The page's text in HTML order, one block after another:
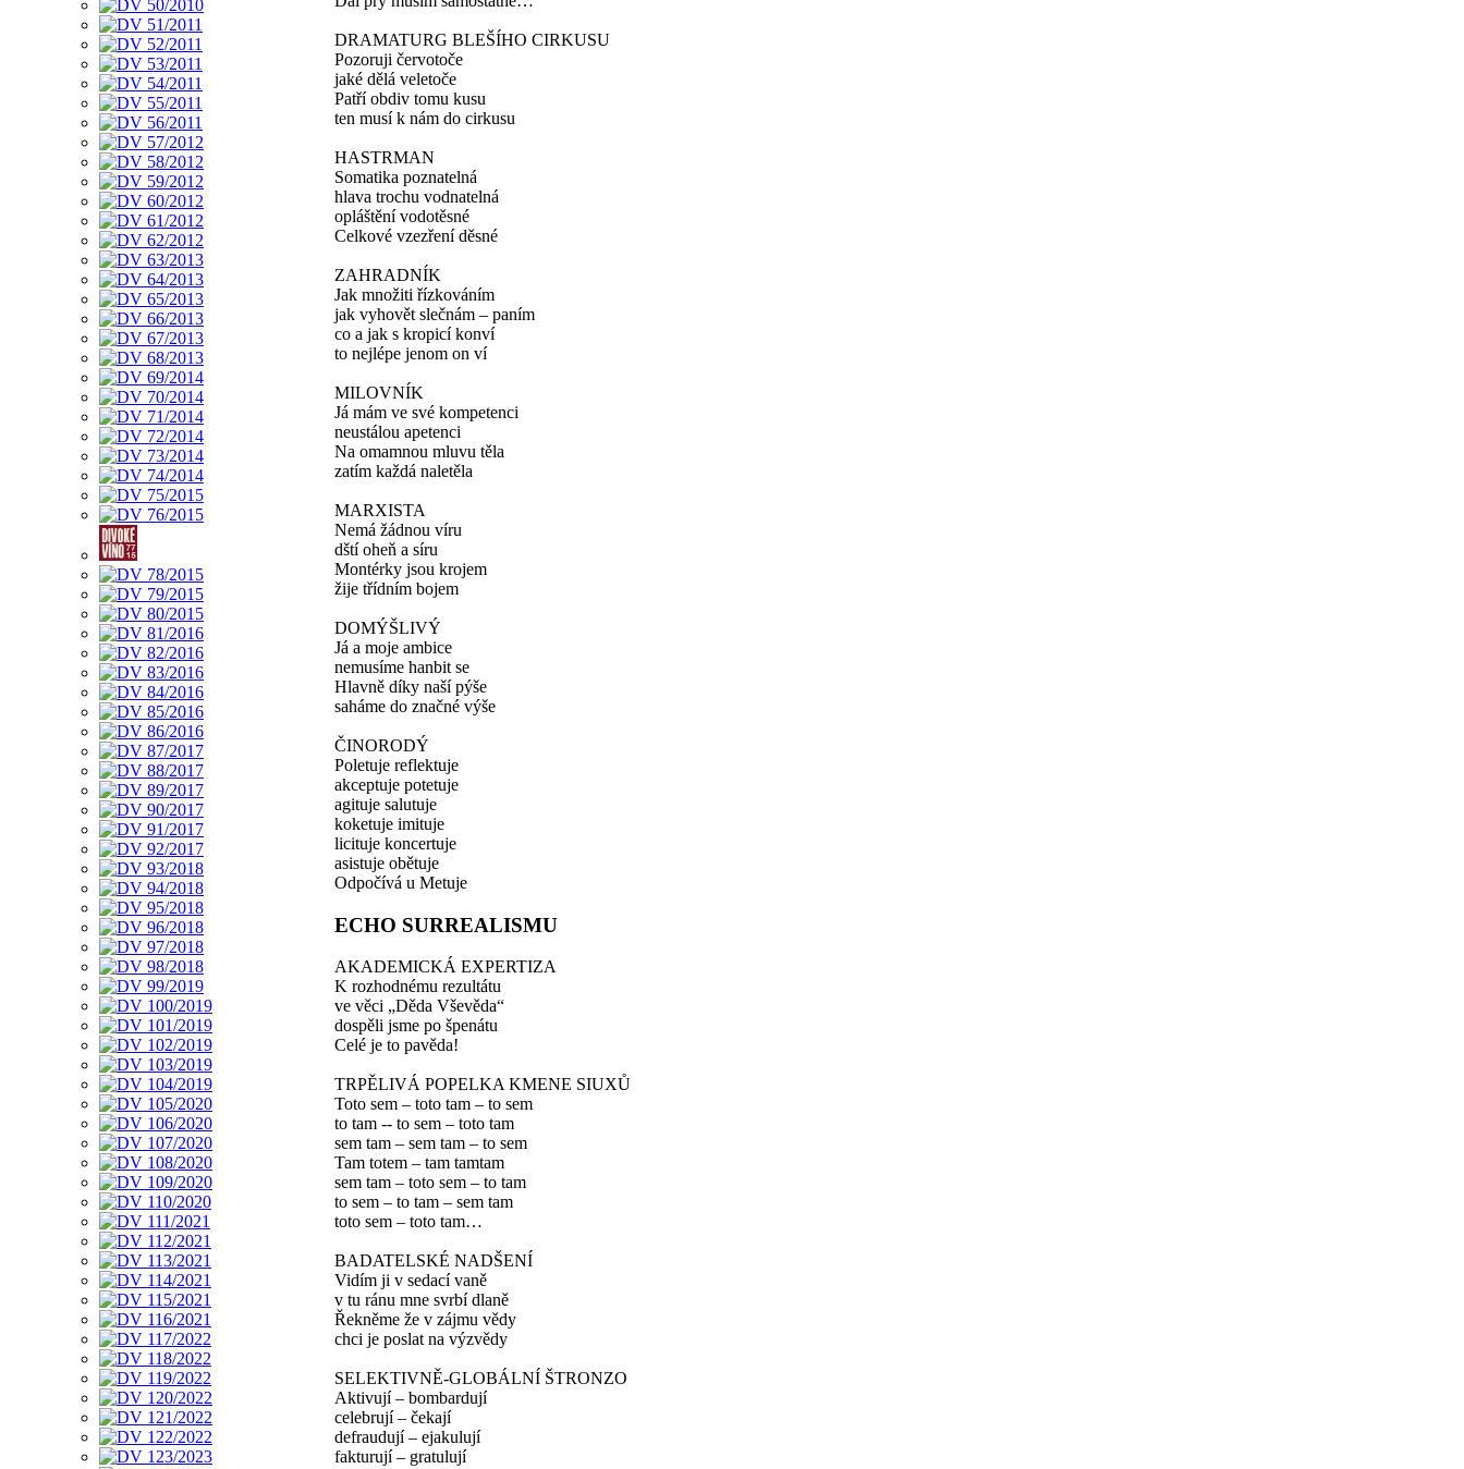
DRAMATURG BLEŠÍHO CIRKUSU
Pozoruji červotoče
jaké dělá veletoče
Patří obdiv tomu kusu
ten musí k nám do cirkusu
HASTRMAN
Somatika poznatelná
hlava trochu vodnatelná
opláštění vodotěsné
Celkové vzezření děsné
ZAHRADNÍK
Jak množiti řízkováním
jak vyhovět slečnám – paním
co a jak s kropicí konví
to nejlépe jenom on ví
MILOVNÍK
Já mám ve své kompetenci
neustálou apetenci
Na omamnou mluvu těla
zatím každá naletěla
MARXISTA
Nemá žádnou víru
dští oheň a síru
Montérky jsou krojem
žije třídním bojem
DOMÝŠLIVÝ
Já a moje ambice
nemusíme hanbit se
Hlavně díky naší pýše
saháme do značné výše
ČINORODÝ
Poletuje reflektuje
akceptuje potetuje
agituje salutuje
koketuje imituje
licituje koncertuje
asistuje obětuje
Odpočívá u Metuje
ECHO SURREALISMU
AKADEMICKÁ EXPERTIZA
K rozhodnému rezultátu
ve věci „Děda Vševěda“
dospěli jsme po špenátu
Celé je to pavěda!
TRPĚLIVÁ POPELKA KMENE SIUXŮ
Toto sem – toto tam – to sem
to tam -- to sem – toto tam
sem tam – sem tam – to sem
Tam totem – tam tamtam
sem tam – toto sem – to tam
to sem – to tam – sem tam
toto sem – toto tam…
BADATELSKÉ NADŠENÍ
Vidím ji v sedací vaně
v tu ránu mne svrbí dlaně
Řekněme že v zájmu vědy
chci je poslat na výzvědy
SELEKTIVNĚ-GLOBÁLNÍ ŠTRONZO
Aktivují – bombardují
celebrují – čekají
defraudují – ejakulují
fakturují – gratulují